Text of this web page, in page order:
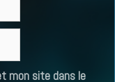
mon site dans le